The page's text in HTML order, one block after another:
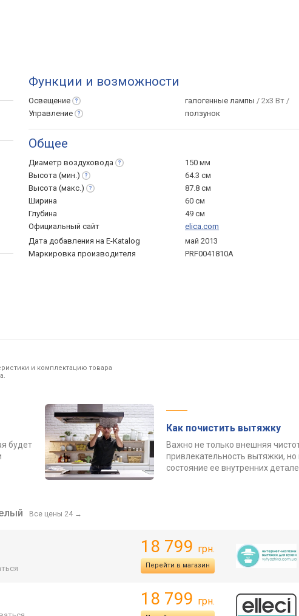
Функции и возможности
Освещение галогенные лампы / 2x3 Вт /
Управление
ползунок
Общее
Диаметр воздуховода
150 мм
Высота (мин.)
64.3 см
Высота (макс.)
87.8 см
Ширина
60 см
Глубина
49 см
Официальный сайт
elica.com
Дата добавления на E-Katalog
май 2013
Маркировка производителя
PRF0041810A
и комплектацию товара
будет
Как почистить вытяжку
Важно не только внешняя
привлекательность вытяжки, но
состояние ее внутренних
Все цены 24 →
18 799 грн.
Перейти в магазин
18 799 грн.